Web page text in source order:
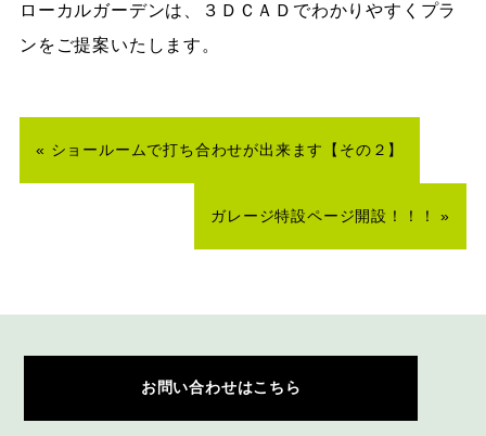
ローカルガーデンは、３ＤＣＡＤでわかりやすくプラ
ンをご提案いたします。
« ショールームで打ち合わせが出来ます【その２】
ガレージ特設ページ開設！！！ »
お問い合わせはこちら